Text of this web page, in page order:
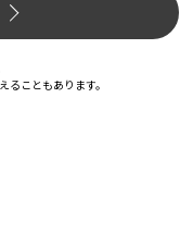
こともあります。